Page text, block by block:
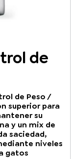
de
de Peso /
superior para
su
y un mix de
saciedad,
niveles
gatos